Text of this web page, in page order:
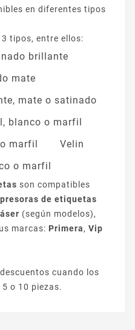
en diferentes tipos
tipos, entre ellos:
brillante
mate
mate o satinado
blanco o marfil
marfil
Velin
o marfil
son compatibles
de etiquetas
láser (según modelos),
marcas: Primera, Vip
cuando los
o 10 piezas.